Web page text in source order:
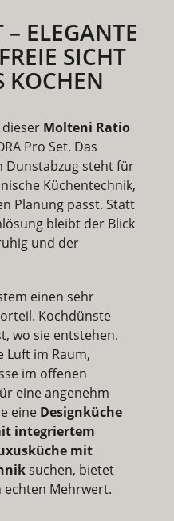
– ELEGANTE
SICHT
KOCHEN
Molteni Ratio
Pro Set. Das
Dunstabzug steht für
Küchentechnik,
Planung passt. Statt
bleibt der Blick
und der
einen sehr
Kochdünste
wo sie entstehen.
Luft im Raum,
im offenen
eine angenehm
eine Designküche
integriertem
mit
suchen, bietet
echten Mehrwert.